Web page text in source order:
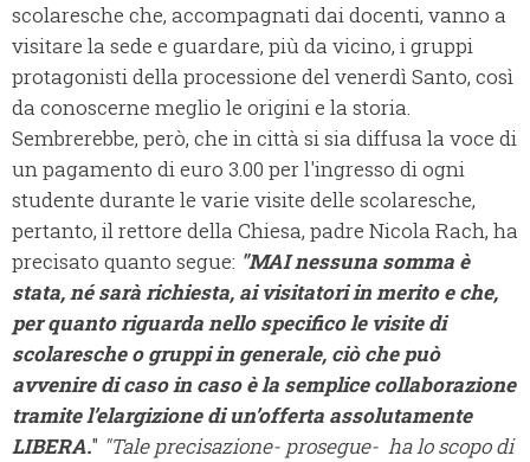
scolaresche che, accompagnati dai docenti, vanno a
visitare la sede e guardare, più da vicino, i gruppi
protagonisti della processione del venerdì Santo, così
da conoscerne meglio le origini e la storia.
Sembrerebbe, però, che in città si sia diffusa la voce di
un pagamento di euro 3.00 per l'ingresso di ogni
studente durante le varie visite delle scolaresche,
pertanto, il rettore della Chiesa, padre Nicola Rach, ha
precisato quanto segue: "MAI nessuna somma è
stata, né sarà richiesta, ai visitatori in merito e che,
per quanto riguarda nello specifico le visite di
scolaresche o gruppi in generale, ciò che può
avvenire di caso in caso è la semplice collaborazione
tramite l’elargizione di un’offerta assolutamente
LIBERA." "Tale precisazione- prosegue- ha lo scopo di